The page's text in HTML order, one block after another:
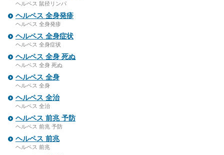
ヘルペス 鼠径リンパ
ヘルペス 全身発疹
ヘルペス 全身発疹
ヘルペス 全身症状
ヘルペス 全身症状
ヘルペス 全身 死ぬ
ヘルペス 全身 死ぬ
ヘルペス 全身
ヘルペス 全身
ヘルペス 全治
ヘルペス 全治
ヘルペス 前兆 予防
ヘルペス 前兆 予防
ヘルペス 前兆
ヘルペス 前兆